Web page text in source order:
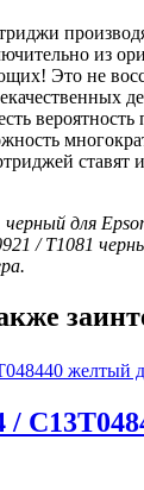
из
Это не
ставят
для
/ T1081
/